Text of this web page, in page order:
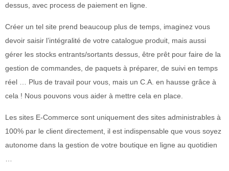
dessus, avec process de paiement en ligne.
Créer un tel site prend beaucoup plus de temps, imaginez vous
devoir saisir l’intégralité de votre catalogue produit, mais aussi
gérer les stocks entrants/sortants dessus, être prêt pour faire de la
gestion de commandes, de paquets à préparer, de suivi en temps
réel … Plus de travail pour vous, mais un C.A. en hausse grâce à
cela ! Nous pouvons vous aider à mettre cela en place.
Les sites E-Commerce sont uniquement des sites administrables à
100% par le client directement, il est indispensable que vous soyez
autonome dans la gestion de votre boutique en ligne au quotidien